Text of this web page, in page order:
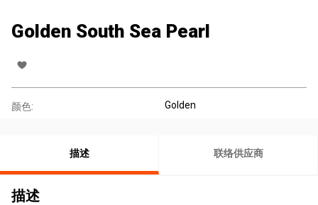
Golden South Sea Pearl
颜色: Golden
描述 联络供应商
描述